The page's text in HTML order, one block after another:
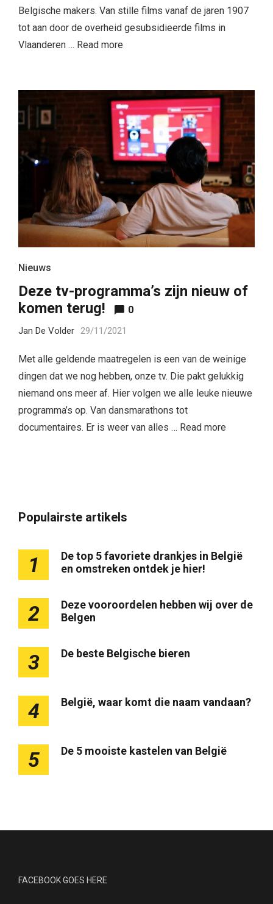
Belgische makers. Van stille films vanaf de jaren 1907
tot aan door de overheid gesubsidieerde films in
Vlaanderen … Read more
Nieuws
Deze tv-programma’s zijn nieuw of
komen terug!
0
Jan De Volder 29/11/2021
Met alle geldende maatregelen is een van de weinige
dingen dat we nog hebben, onze tv. Die pakt gelukkig
niemand ons meer af. Hier volgen we alle leuke nieuwe
programma’s op. Van dansmarathons tot
documentaires. Er is weer van alles … Read more
Populairste artikels
1
De top 5 favoriete drankjes in België
en omstreken ontdek je hier!
2
Deze vooroordelen hebben wij over de
Belgen
3 De beste Belgische bieren
4 België, waar komt die naam vandaan?
5 De 5 mooiste kastelen van België
FACEBOOK GOES HERE